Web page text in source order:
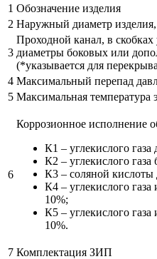
1 Обозначение изделия
2 Наружный диаметр
3
Проходной канал, в
диаметры боковых или
(*указывается для
4 Максимальный перепад
5 Максимальная температура
6
Коррозионное исполнение
К1 – углекислого газа
К2 – углекислого газа
К3 – соляной кислоты
К4 – углекислого
10%;
К5 – углекислого
10%.
7 Комплектация ЗИП